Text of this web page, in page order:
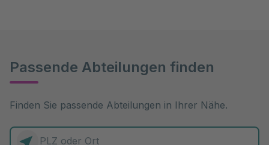
Passende Abteilungen finden
Finden Sie passende Abteilungen in Ihrer Nähe.